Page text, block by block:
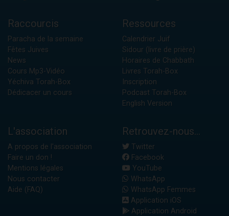
Raccourcis
Paracha de la semaine
Fêtes Juives
News
Cours Mp3-Vidéo
Yéchiva Torah-Box
Dédicacer un cours
Ressources
Calendrier Juif
Sidour (livre de prière)
Horaires de Chabbath
Livres Torah-Box
Inscription
Podcast Torah-Box
English Version
L'association
A propos de l'association
Faire un don !
Mentions légales
Nous contacter
Aide (FAQ)
Retrouvez-nous...
Twitter
Facebook
YouTube
WhatsApp
WhatsApp Femmes
Application iOS
Application Android